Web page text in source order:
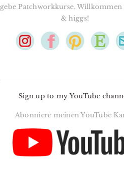
gebe Patchworkkurse. Willkommen
& higgs!
Sign up to my YouTube
Abonniere meinen YouTube